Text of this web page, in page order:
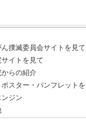
ん撲滅委員会サイトを見
サイトを見て
からの紹介
ポスター・パンフレット
ジン